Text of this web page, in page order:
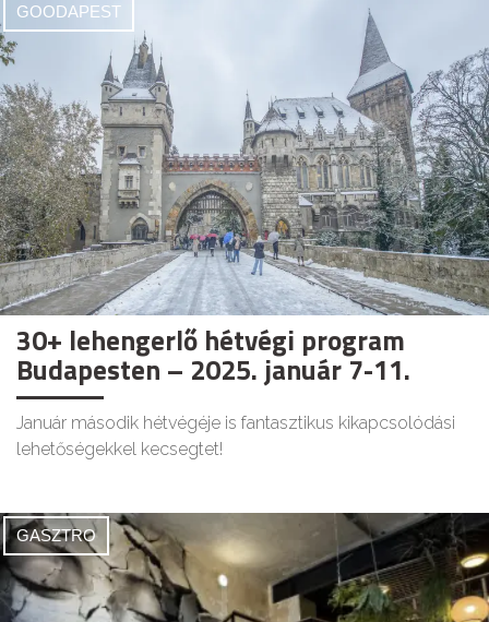
GOODAPEST
30+ lehengerlő hétvégi program
Budapesten – 2025. január 7-11.
Január második hétvégéje is fantasztikus kikapcsolódási
lehetőségekkel kecsegtet!
GASZTRO